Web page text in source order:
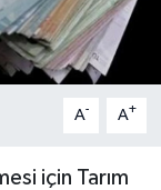
A- A+
için Tarım